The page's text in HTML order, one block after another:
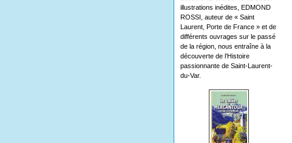
illustrations inédites, EDMOND
ROSSI, auteur de « Saint
Laurent, Porte de France » et de
différents ouvrages sur le passé
de la région, nous entraîne à la
découverte de l’Histoire
passionnante de Saint-Laurent-
du-Var.